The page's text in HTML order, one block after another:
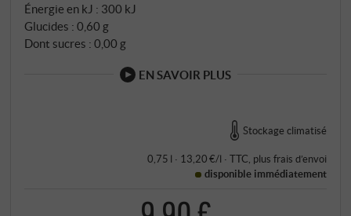
Énergie en kJ : 300 kJ
Glucides : 0,60 g
Dont sucres : 0,00 g
EN SAVOIR PLUS
Stockage climatisé
0,75 l · 13,20 €/l · TTC, plus frais d’envoi
disponible immédiatement